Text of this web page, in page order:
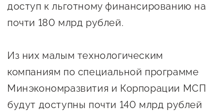
Онлайн-витрина продукции
Социальные сети "Мой
Меры поддержки
доступ к льготному финансированию на
почти 180 млрд рублей.
Из них малым технологическим
компаниям по специальной программе
Минэкономразвития и Корпорации МСП
будут доступны почти 140 млрд рублей